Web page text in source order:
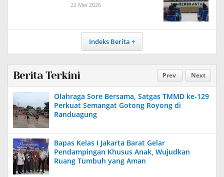
22 Mei 2026
Indeks Berita
Prev Next
Berita Terkini
Olahraga Sore Bersama, Satgas TMMD ke-129
Perkuat Semangat Gotong Royong di
Randuagung
Bapas Kelas I Jakarta Barat Gelar
Pendampingan Khusus Anak, Wujudkan
Ruang Tumbuh yang Aman